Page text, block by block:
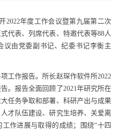
2022年度工作会议暨第九届第二次
代表、列席代表、特邀代表等88人
议由党委副书记、纪委书记李衡主
工作报告。所长赵琛作软件所2022
。报告全面回顾了2021年研究所在
任务争取和部署、科研产出与成果
才队伍建设、研究生培养、关爱离
作进展与取得的成绩；围绕“十四